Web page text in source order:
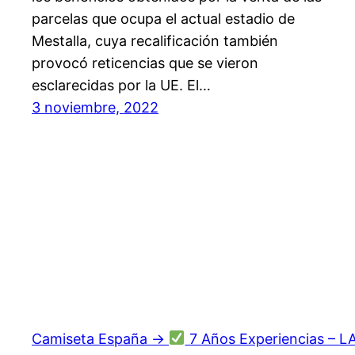
parcelas que ocupa el actual estadio de
Mestalla, cuya recalificación también
provocó reticencias que se vieron
esclarecidas por la UE. El…
3 noviembre, 2022
Camiseta España → 7 Años Experiencias –